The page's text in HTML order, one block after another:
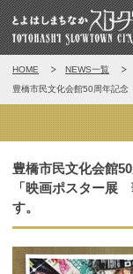
とよはしまちなかス
画祭
HOME
NEWS一覧
豊橋市民文化会館50周年記
豊橋市民文化会館
「映画ポスター展
す。